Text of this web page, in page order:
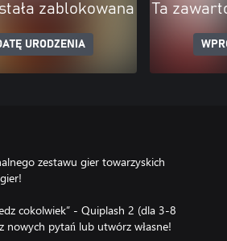
zablokowana
URODZENIA
Ta
zestawu gier towarzyskich
cokolwiek” - Quiplash 2 (dla 3-8
nowych pytań lub utwórz własne!